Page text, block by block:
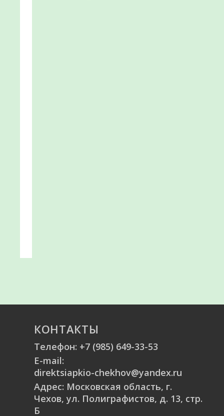
КОНТАКТЫ
Телефон: +7 (985) 649-33-53
E-mail:
direktsiapkio-chekhov@yandex.ru
Адрес: Московская область, г.
Чехов, ул. Полиграфистов, д. 13, стр.
Б